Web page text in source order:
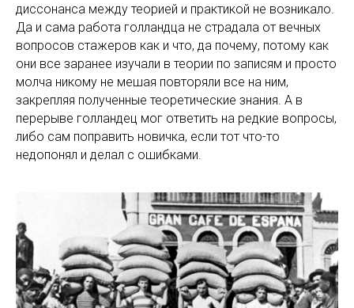
диссонанса между теорией и практикой не возникало.
Да и сама работа голландца не страдала от вечных
вопросов стажеров как и что, да почему, потому как
они все заранее изучали в теории по записям и просто
молча никому не мешая повторяли все на ним,
закрепляя полученные теоретические знания. А в
перерыве голландец мог ответить на редкие вопросы,
либо сам поправить новичка, если тот что-то
недопонял и делал с ошибками.